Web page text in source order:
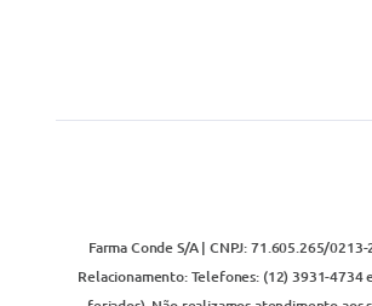
Farma Conde S/A | CNPJ: 71.605.265/
Relacionamento: Telefones: (12) 3931-4734